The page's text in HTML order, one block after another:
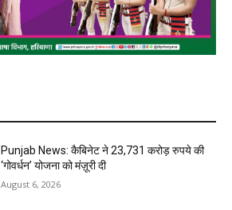
Punjab News: कैबिनेट ने 23,731 करोड़ रुपये की
‘गोवर्धन’ योजना को मंज़ूरी दी
August 6, 2026